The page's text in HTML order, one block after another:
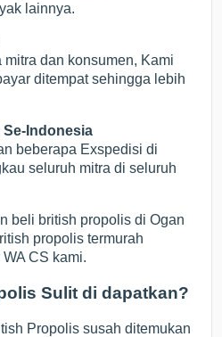
lainnya.
dan konsumen, Kami
ditempat sehingga lebih
Se-Indonesia
beberapa Exspedisi di
seluruh mitra di seluruh
beli british propolis di Ogan
propolis termurah
CS kami.
Sulit di dapatkan?
Propolis susah ditemukan